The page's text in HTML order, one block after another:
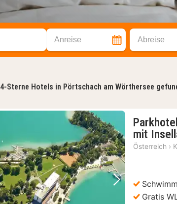
Anreise Abreise
4-Sterne Hotels in Pörtschach am Wörthersee
Vorheriges Bild Nächstes Bild
mit
Österreich ›
Gratis